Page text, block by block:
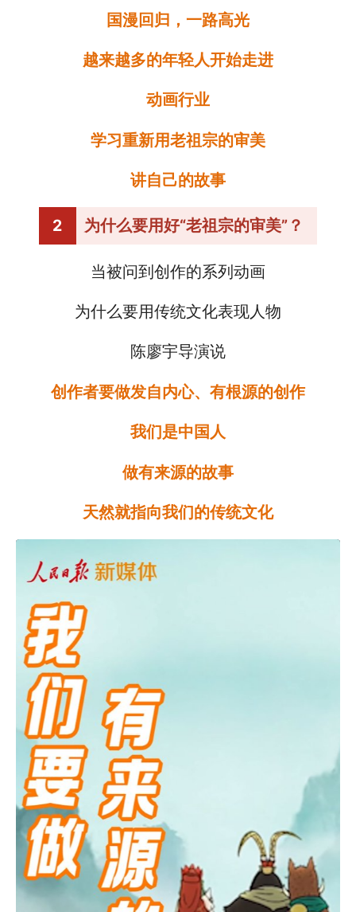
国漫回归，一路高光
越来越多的年轻人开始走进
动画行业
学习重新用老祖宗的审美
讲自己的故事
2 为什么要用好“老祖宗的审美”？
当被问到创作的系列动画
为什么要用传统文化表现人物
陈廖宇导演说
创作者要做发自内心、有根源的创作
我们是中国人
做有来源的故事
天然就指向我们的传统文化